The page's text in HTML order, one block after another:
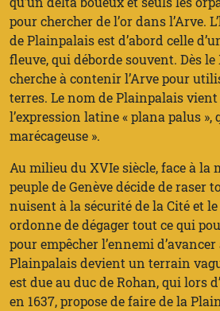
pour chercher de l’or dans l’Arve.
de Plainpalais est d’abord celle
fleuve, qui déborde souvent. Dès le
cherche à contenir l’Arve pour
terres. Le nom de Plainpalais
l’expression latine « plana palus
marécageuse ».
Au milieu du XVIe siècle, face à la
peuple de Genève décide de raser
nuisent à la sécurité de la Cité et
ordonne de dégager tout ce qui
pour empêcher l’ennemi
Plainpalais devient un terrain
est due au duc de Rohan, qui lors
en 1637, propose de faire de la